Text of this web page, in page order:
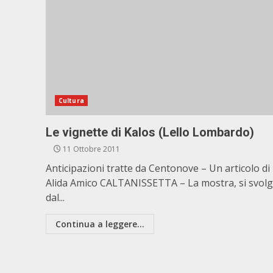
Cultura
Le vignette di Kalos (Lello Lombardo)
11 Ottobre 2011
Anticipazioni tratte da Centonove – Un articolo di
Alida Amico CALTANISSETTA – La mostra, si
dal...
Continua a leggere...